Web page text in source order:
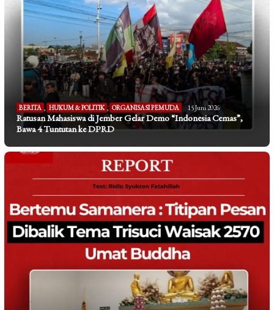
BERITA , HUKUM & POLITIK , ORGANISASI PEMUDA 15 Juni 2026
Ratusan Mahasiswa di Jember Gelar Demo “Indonesia Cemas”,
Bawa 4 Tuntutan ke DPRD